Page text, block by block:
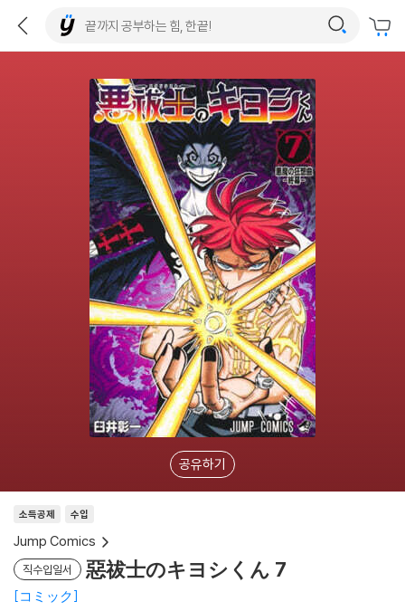
공유하기
소득공제 수입
Jump Comics
직수입일서 惡祓士のキヨシくん 7
コミック